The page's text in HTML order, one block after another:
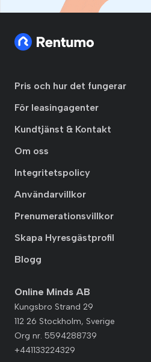
Pris och hur det fungerar
För leasingagenter
Kundtjänst & Kontakt
Om oss
Integritetspolicy
Användarvillkor
Prenumerationsvillkor
Skapa Hyresgästprofil
Blogg
Online Minds AB
Kungsbro Strand 29
112 26 Stockholm, Sverige
Org nr. 5594288739
+441133224329